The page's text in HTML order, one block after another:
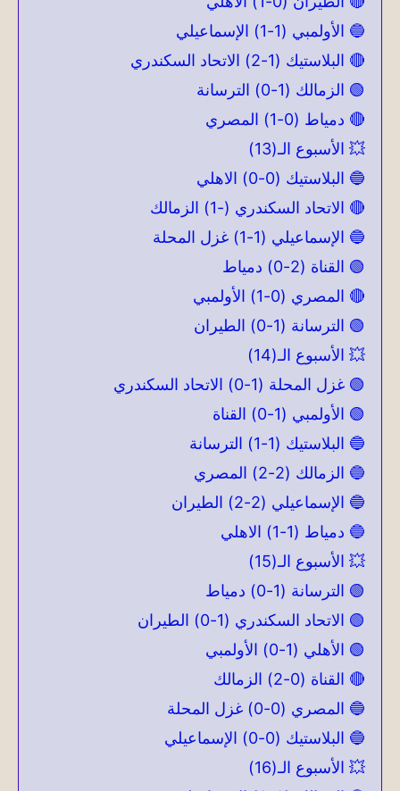
🔵 الأولمبي (1-1) الإسماعيلي
🔴 البلاستيك (1-2) الاتحاد السكندري
🟢 الزمالك (1-0) الترسانة
🔴 دمياط (0-1) المصري
💥 الأسبوع الـ(13)
🔵 البلاستيك (0-0) الاهلي
🔴 الاتحاد السكندري (-1) الزمالك
🔵 الإسماعيلي (1-1) غزل المحلة
🟢 القناة (2-0) دمياط
🔴 المصري (0-1) الأولمبي
🟢 الترسانة (1-0) الطيران
💥 الأسبوع الـ(14)
🟢 غزل المحلة (1-0) الاتحاد السكندري
🟢 الأولمبي (1-0) القناة
🔵 البلاستيك (1-1) الترسانة
🔵 الزمالك (2-2) المصري
🔵 الإسماعيلي (2-2) الطيران
🔵 دمياط (1-1) الاهلي
💥 الأسبوع الـ(15)
🟢 الترسانة (1-0) دمياط
🟢 الاتحاد السكندري (1-0) الطيران
🟢 الأهلي (1-0) الأولمبي
🔴 القناة (0-2) الزمالك
🔵 المصري (0-0) غزل المحلة
🔵 البلاستيك (0-0) الإسماعيلي
💥 الأسبوع الـ(16)